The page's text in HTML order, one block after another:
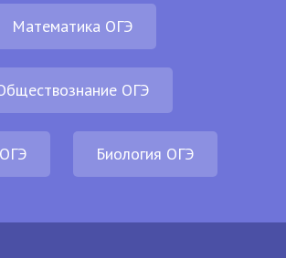
Математика ОГЭ
ОГЭ
Биология ОГЭ